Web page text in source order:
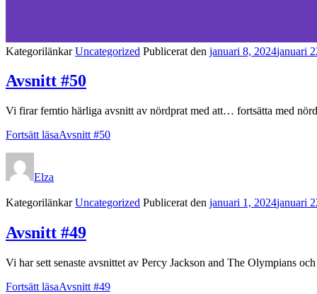
KategorilänkarUncategorized Publicerat den januari 8, 2024januari
Avsnitt #50
Vi firar femtio härliga avsnitt av nördprat med att… fortsätta med
Fortsätt läsaAvsnitt #50
Elza
KategorilänkarUncategorized Publicerat den januari 1, 2024januari
Avsnitt #49
Vi har sett senaste avsnittet av Percy Jackson and The Olympians
Fortsätt läsaAvsnitt #49